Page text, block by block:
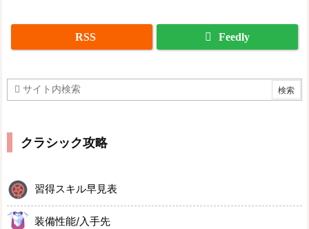
RSS Feedly
クラシック攻略
習得スキル早見表
装備性能/入手先